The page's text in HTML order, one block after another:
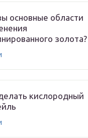
основные области
золота?
кислородный